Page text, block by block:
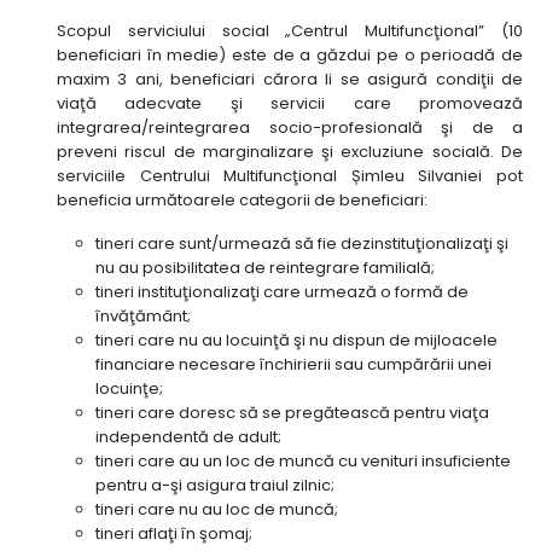
Scopul serviciului social „Centrul Multifuncţional” (10
beneficiari în medie) este de a găzdui pe o perioadă de
maxim 3 ani, beneficiari cărora li se asigură condiţii de
viaţă adecvate şi servicii care promovează
integrarea/reintegrarea socio-profesională şi de a
preveni riscul de marginalizare şi excluziune socială. De
serviciile Centrului Multifuncţional Șimleu Silvaniei pot
beneficia următoarele categorii de beneficiari:
tineri care sunt/urmează să fie dezinstituţionalizaţi şi
nu au posibilitatea de reintegrare familială;
tineri instituţionalizaţi care urmează o formă de
învăţământ;
tineri care nu au locuinţă şi nu dispun de mijloacele
financiare necesare închirierii sau cumpărării unei
locuinţe;
tineri care doresc să se pregătească pentru viaţa
independentă de adult;
tineri care au un loc de muncă cu venituri insuficiente
pentru a-şi asigura traiul zilnic;
tineri care nu au loc de muncă;
tineri aflaţi în şomaj;